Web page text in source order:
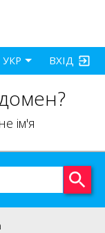
ВХІД
УКР
ім'я